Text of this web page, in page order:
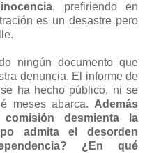
, prefiriendo en
es un desastre pero
ningún documento que
denuncia. El informe de
ha hecho público, ni se
meses abarca. Además
desmienta la
admita el desorden
¿En qué